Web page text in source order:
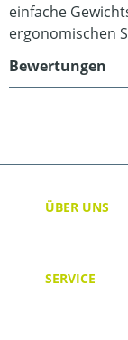
einfache
ergonomischen
Bewertungen
ÜBER UNS
SERVICE